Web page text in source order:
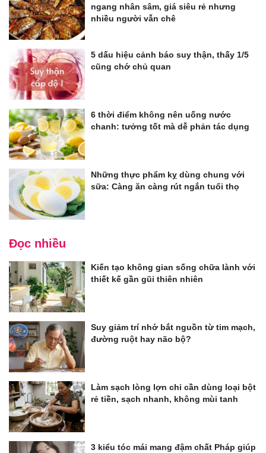
ngang nhân sâm, giá siêu rẻ nhưng
nhiều người vẫn chê
5 dấu hiệu cảnh báo suy thận, thấy 1/5
cũng chớ chủ quan
6 thời điểm không nên uống nước
chanh: tưởng tốt mà dễ phản tác dụng
Những thực phẩm kỵ dùng chung với
sữa: Càng ăn càng rút ngắn tuổi thọ
Đọc nhiều
Kiến tạo không gian sống chữa lành với
thiết kế gần gũi thiên nhiên
Suy giảm trí nhớ bắt nguồn từ tim mạch,
đường ruột hay não bộ?
Làm sạch lòng lợn chỉ cần dùng loại bột
rẻ tiền, sạch nhanh, không mùi tanh
3 kiểu tóc mái mang đậm chất Pháp giúp